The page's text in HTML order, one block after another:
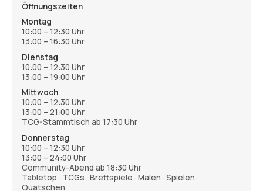
Öffnungszeiten
Montag
10:00 – 12:30 Uhr
13:00 – 16:30 Uhr
Dienstag
10:00 – 12:30 Uhr
13:00 – 19:00 Uhr
Mittwoch
10:00 – 12:30 Uhr
13:00 – 21:00 Uhr
TCG-Stammtisch ab 17:30 Uhr
Donnerstag
10:00 – 12:30 Uhr
13:00 – 24:00 Uhr
Community-Abend ab 18:30 Uhr
Tabletop · TCGs · Brettspiele · Malen · Spielen ·
Quatschen